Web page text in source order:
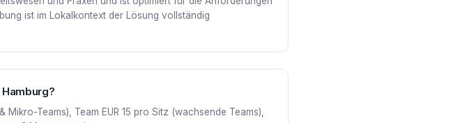
ist im Lokalkontext der Lösung vollständig
Teams), Team EUR 15 pro Sitz (wachsende Teams),